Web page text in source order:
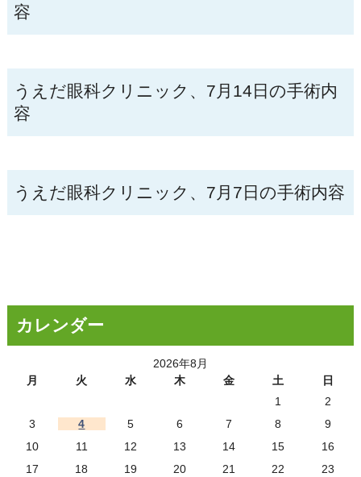
容
うえだ眼科クリニック、7月14日の手術内
容
うえだ眼科クリニック、7月7日の手術内容
カレンダー
2026年8月
月
火 水 木 金 土
日
1
2
3
4 5 6 7 8
9
10
11 12 13 14 15
16
17
18 19 20 21 22
23